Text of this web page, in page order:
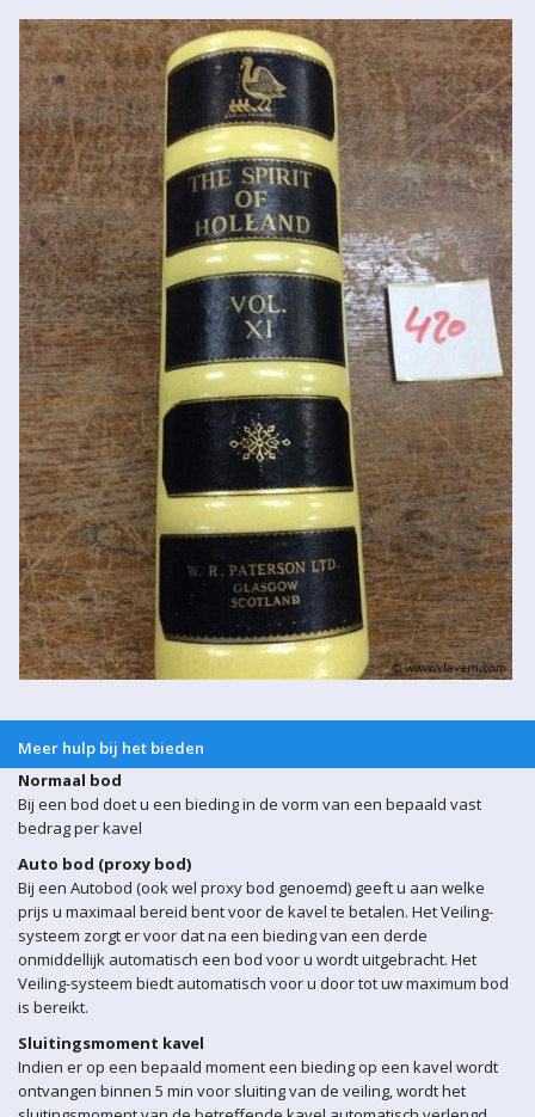
Meer hulp bij het bieden
Normaal bod
Bij een bod doet u een bieding in de vorm van een bepaald vast
bedrag per kavel
Auto bod (proxy bod)
Bij een Autobod (ook wel proxy bod genoemd) geeft u aan welke
prijs u maximaal bereid bent voor de kavel te betalen. Het Veiling-
systeem zorgt er voor dat na een bieding van een derde
onmiddellijk automatisch een bod voor u wordt uitgebracht. Het
Veiling-systeem biedt automatisch voor u door tot uw maximum bod
is bereikt.
Sluitingsmoment kavel
Indien er op een bepaald moment een bieding op een kavel wordt
ontvangen binnen 5 min voor sluiting van de veiling, wordt het